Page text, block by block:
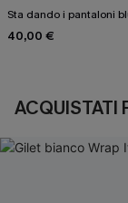
Sta dando i pantaloni
40,00 €
ACQUISTATI